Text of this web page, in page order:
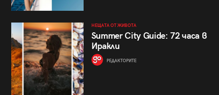
НЕЩАТА ОТ ЖИВОТА
Summer City Guide: 72 часа в
Иракли
РЕДАКТОРИТЕ